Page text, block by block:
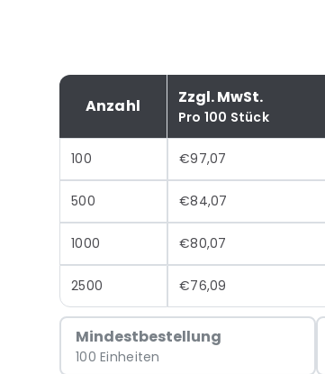
Anzahl Zzgl. MwSt.
Pro 100 Stück
100 €97,07
500 €84,07
1000 €80,07
2500 €76,09
Mindestbestellung
100 Einheiten